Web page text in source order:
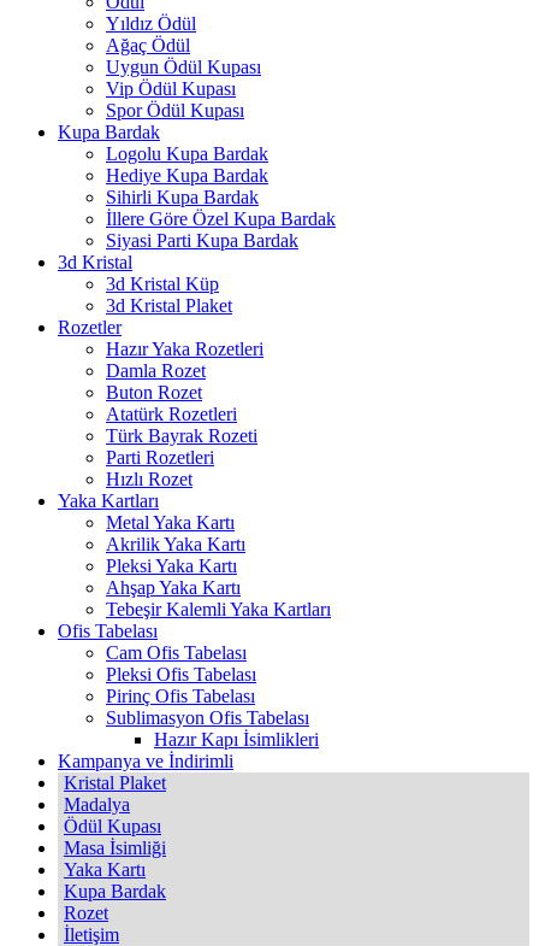
Yıldız Ödül
Ağaç Ödül
Uygun Ödül Kupası
Vip Ödül Kupası
Spor Ödül Kupası
Kupa Bardak
Logolu Kupa Bardak
Hediye Kupa Bardak
Sihirli Kupa Bardak
İllere Göre Özel Kupa Bardak
Siyasi Parti Kupa Bardak
3d Kristal
3d Kristal Küp
3d Kristal Plaket
Rozetler
Hazır Yaka Rozetleri
Damla Rozet
Buton Rozet
Atatürk Rozetleri
Türk Bayrak Rozeti
Parti Rozetleri
Hızlı Rozet
Yaka Kartları
Metal Yaka Kartı
Akrilik Yaka Kartı
Pleksi Yaka Kartı
Ahşap Yaka Kartı
Tebeşir Kalemli Yaka Kartları
Ofis Tabelası
Cam Ofis Tabelası
Pleksi Ofis Tabelası
Pirinç Ofis Tabelası
Sublimasyon Ofis Tabelası
Hazır Kapı İsimlikleri
Kampanya ve İndirimli
Kristal Plaket
Madalya
Ödül Kupası
Masa İsimliği
Yaka Kartı
Kupa Bardak
Rozet
İletişim